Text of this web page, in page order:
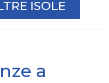
ISOLE
a